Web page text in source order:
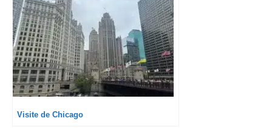
Visite de Chicago